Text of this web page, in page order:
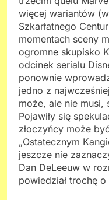
więcej wariantów
Szkarłatnego
momentach sceny
ogromne skupisko
odcinek serialu
ponownie
jedno z
może, ale nie musi,
Pojawiły się
złoczyńcy może
„Ostatecznym
jeszcze nie
Dan DeLeeuw w
powiedział trochę